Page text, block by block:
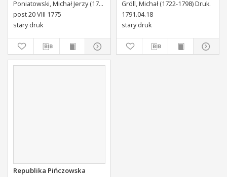
Poniatowskiego Biskupa
Płockiego Xiązęcia
Pułtuskiego [...] Do Oboyga
Stanu Tak Duchownego,
Swoiey Roku Panskiego
1775 [...] Wydany.
Poniatowski, Michał Jerzy (1736-1794)
post 20 VIII 1775
stary druk
uchwalone Dnia 18.
kwietnia 1791.
Gröll, Michał (1722-1798) Druk.
1791.04.18
stary druk
Republika Pińczowska